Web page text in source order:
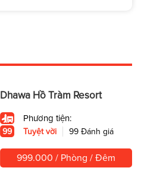
Dhawa Hồ Tràm Resort
Phương tiện:
99 Tuyệt vời 99 Đánh giá
999.000 / Phòng / Đêm